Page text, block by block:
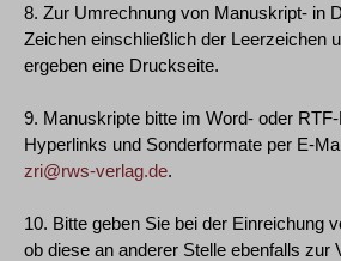
8. Zur Umrechnung von Manuskript- in
Zeichen einschließlich der Leerzeichen
ergeben eine Druckseite.
9. Manuskripte bitte im Word- oder
Hyperlinks und Sonderformate per E-
zri@rws-verlag.de.
10. Bitte geben Sie bei der Einreichung
ob diese an anderer Stelle ebenfalls zur